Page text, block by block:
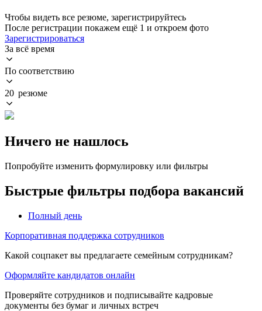
Чтобы видеть все резюме, зарегистрируйтесь
После регистрации покажем ещё 1 и откроем фото
Зарегистрироваться
За всё время
По соответствию
20 резюме
Ничего не нашлось
Попробуйте изменить формулировку или фильтры
Быстрые фильтры подбора вакансий
Полный день
Корпоративная поддержка сотрудников
Какой соцпакет вы предлагаете семейным сотрудникам?
Оформляйте кандидатов онлайн
Проверяйте сотрудников и подписывайте кадровые
документы без бумаг и личных встреч